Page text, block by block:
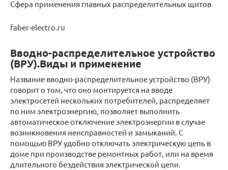
Сфера применения главных распределительных щитов
faber-electro.ru
Вводно-распределительное устройство
(ВРУ).Виды и применение
Название вводно-распределительное устройство (ВРУ)
говорит о том, что оно монтируется на вводе
электросетей нескольких потребителей, распределяет
по ним электроэнергию, позволяет выполнить
автоматическое отключение электроэнергии в случае
возникновения неисправностей и замыканий. С
помощью ВРУ удобно отключать электрическую цепь в
доме при производстве ремонтных работ, или на время
длительного бездействия электрической цепи.